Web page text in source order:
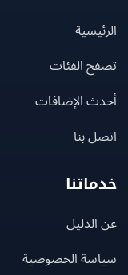
الفئات
الإضافات
بنا
الخصوصية